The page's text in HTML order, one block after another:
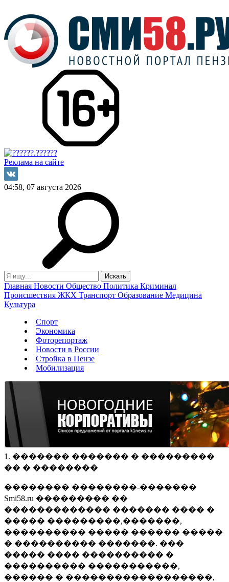
Реклама на сайте
04:58, 07 августа 2026
Главная Новости Общество Политика Криминал
Происшествия ЖКХ Транспорт Образование Медицина
Культура
Спорт
Экономика
Фоторепортаж
Новости в России
Стройка в Пензе
Мобилизация
1. ������� ������� � ���������
�� � ��������
�������� ��������-�������
Smi58.ru ��������� ��
������������� ������� ���� �
����� ���������,�������,
���������� ����� ������ �����
� ���������� �������. ���
����� ���� ���������� �
���������� �����������,
������ � ������������������,